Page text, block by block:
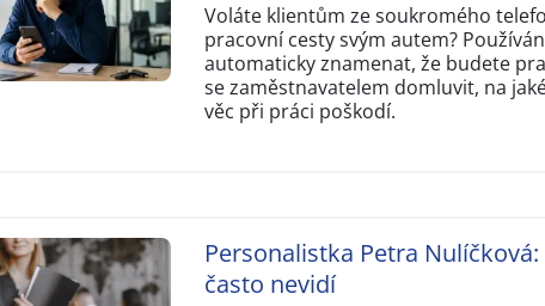
Voláte klientům ze soukromého
pracovní cesty svým autem?
automaticky znamenat, že budete
se zaměstnavatelem domluvit, na
věc při práci poškodí.
Personalistka Petra
často nevidí